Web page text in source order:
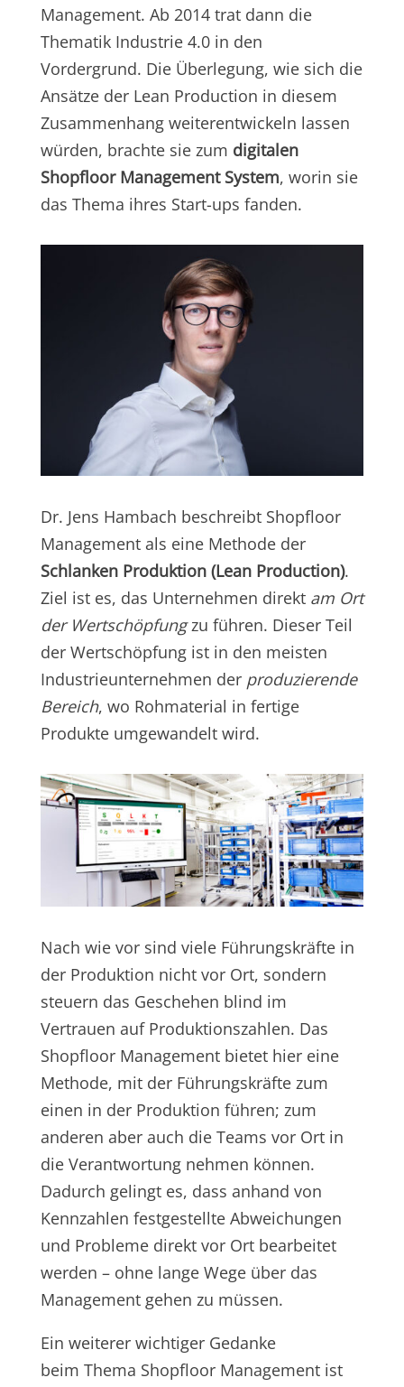
Management. Ab 2014 trat dann die
Thematik Industrie 4.0 in den
Vordergrund. Die Überlegung, wie sich die
Ansätze der Lean Production in diesem
Zusammenhang weiterentwickeln lassen
würden, brachte sie zum digitalen
Shopfloor Management System, worin sie
das Thema ihres Start-ups fanden.
Dr. Jens Hambach beschreibt Shopfloor
Management als eine Methode der
Schlanken Produktion (Lean Production).
Ziel ist es, das Unternehmen direkt am Ort
der Wertschöpfungzu führen. Dieser Teil
der Wertschöpfung ist in den meisten
Industrieunternehmen der produzierende
Bereich, wo Rohmaterial in fertige
Produkte umgewandelt wird.
Nach wie vor sind viele Führungskräfte in
der Produktion nicht vor Ort, sondern
steuern das Geschehen blind im
Vertrauen auf Produktionszahlen. Das
Shopfloor Management bietet hier eine
Methode, mit der Führungskräfte zum
einen in der Produktion führen; zum
anderen aber auch die Teams vor Ort in
die Verantwortung nehmen können.
Dadurch gelingt es, dass anhand von
Kennzahlen festgestellte Abweichungen
und Probleme direkt vor Ort bearbeitet
werden – ohne lange Wege über das
Management gehen zu müssen.
Ein weiterer wichtiger Gedanke
beim Thema Shopfloor Management ist